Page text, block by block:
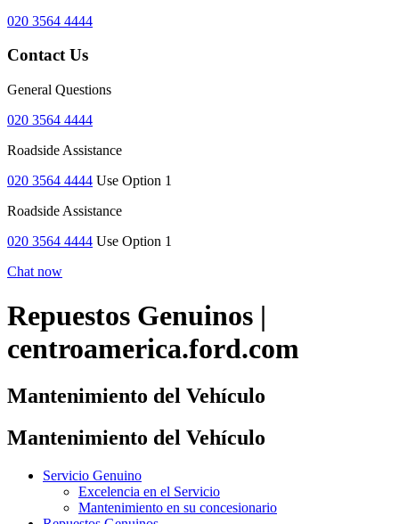
020 3564 4444
Contact Us
General Questions
020 3564 4444
Roadside Assistance
020 3564 4444 Use Option 1
Roadside Assistance
020 3564 4444 Use Option 1
Chat now
Repuestos Genuinos |
centroamerica.ford.com
Mantenimiento del Vehículo
Mantenimiento del Vehículo
Servicio Genuino
Excelencia en el Servicio
Mantenimiento en su concesionario